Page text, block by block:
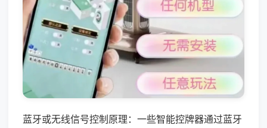
蓝牙或无线信号控制原理：一些智能控牌器通过蓝牙